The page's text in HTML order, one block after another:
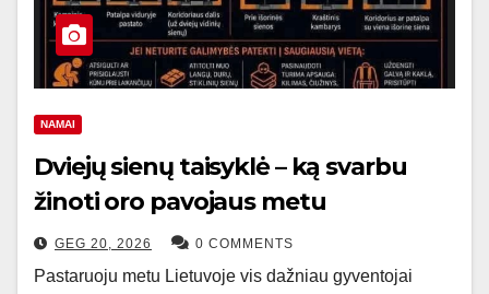
NAMAI
Dviejų sienų taisyklė – ką svarbu
žinoti oro pavojaus metu
GEG 20, 2026 0 COMMENTS
Pastaruoju metu Lietuvoje vis dažniau gyventojai